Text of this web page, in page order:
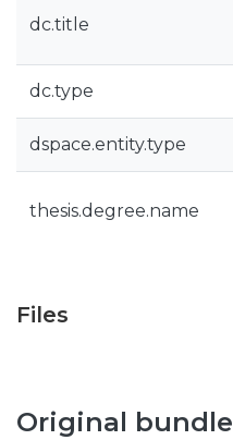
dc.title
dc.type
dspace.entity.type
thesis.degree.name
Files
Original bundle